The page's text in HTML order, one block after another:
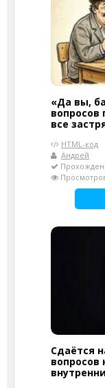
«Да вы,
вопросов
все
HTML-код
Андрей
Сдаётся